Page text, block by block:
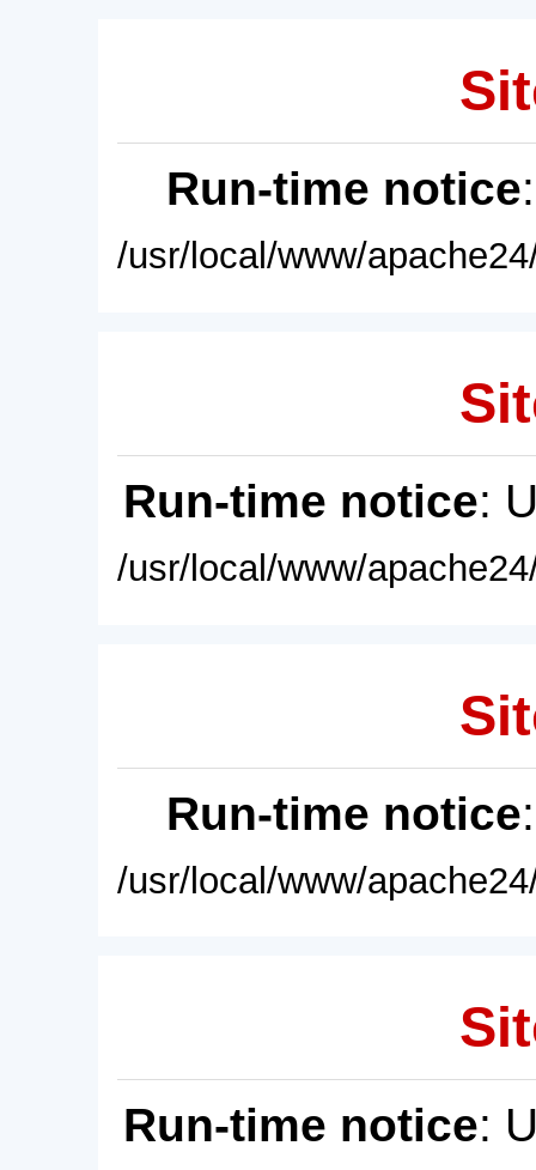
Run-time notice
/usr/local/www/
Run-time notice:
/usr/local/www/
Run-time notice
/usr/local/www/
Run-time notice: